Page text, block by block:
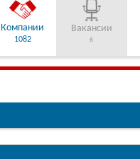
Компании
1082
Вакансии
6